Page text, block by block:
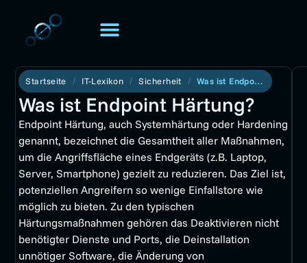
Startseite IT-Lexikon Sicherheit Was ist Endpoint Härtung?
Was ist Endpoint Härtung?
Endpoint Härtung, auch Systemhärtung oder Hardening
genannt, bezeichnet die Gesamtheit aller Maßnahmen,
um die Angriffsfläche eines Endgeräts (z.B. Laptop,
Server, Smartphone) gezielt zu reduzieren. Das Ziel ist,
potenziellen Angreifern so wenige Einfallstore wie
möglich zu bieten. Zu den typischen
Härtungsmaßnahmen gehören das Deaktivieren nicht
benötigter Dienste und Ports, die Deinstallation
unnötiger Software, die Änderung von